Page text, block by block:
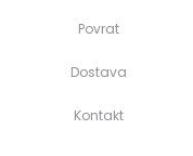
Povrat
Dostava
Kontakt